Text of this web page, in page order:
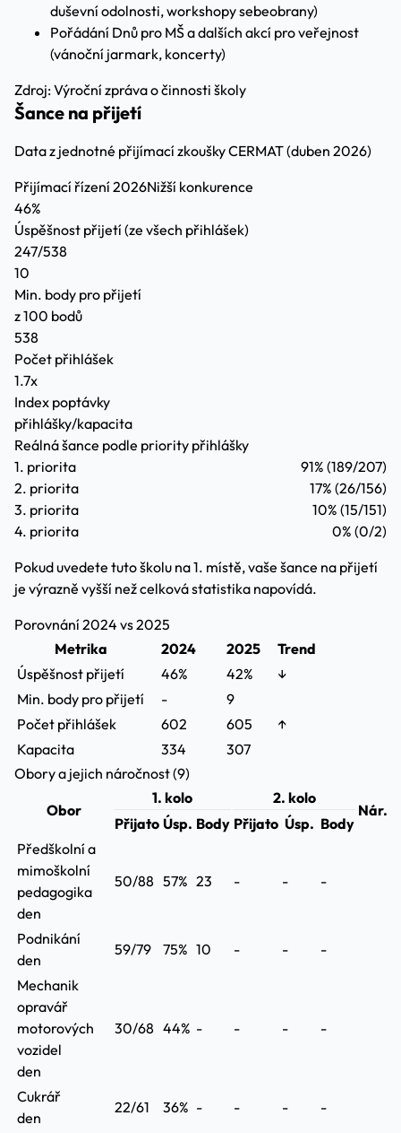
duševní odolnosti, workshopy sebeobrany)
Pořádání Dnů pro MŠ a dalších akcí pro veřejnost
(vánoční jarmark, koncerty)
Zdroj: Výroční zpráva o činnosti školy
Šance na přijetí
Data z jednotné přijímací zkoušky CERMAT (duben 2026)
Přijímací řízení 2026Nižší konkurence
46%
Úspěšnost přijetí(ze všech přihlášek)
247/538
10
Min. body pro přijetí
z 100 bodů
538
Počet přihlášek
1.7x
Index poptávky
přihlášky/kapacita
Reálná šance podle priority přihlášky
1. priorita
91% (189/207)
2. priorita
17% (26/156)
3. priorita
10% (15/151)
4. priorita
0% (0/2)
Pokud uvedete tuto školu na 1. místě, vaše šance na přijetí
je výrazně vyšší než celková statistika napovídá.
Porovnání 2024 vs 2025
Metrika
2024 2025
Trend
Úspěšnost přijetí
46% 42%
↓
Min. body pro přijetí
-
9
Počet přihlášek
602 605
↑
Kapacita
334
307
Obory a jejich náročnost (9)
Obor
1. kolo 2. kolo
Nár.
Přijato Úsp. Body Přijato Úsp. Body
Předškolní a
mimoškolní
pedagogika
den
50/88 57% 23 - - -
Podnikání
den
59/79 75% 10 - -
-
Mechanik
opravář
motorových
vozidel
den
30/68 44% - - - -
Cukrář
den
22/61 36% - - -
-